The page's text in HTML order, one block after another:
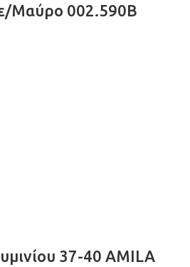
Μαύρο 002.590B
37-40 AMILA